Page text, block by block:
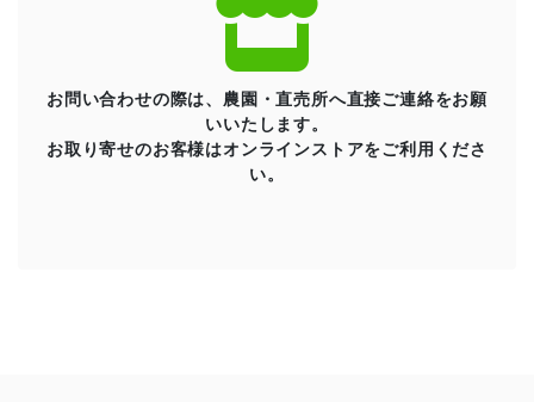
お問い合わせの際は、農園・直売所へ直接ご連絡をお願
いいたします。
お取り寄せのお客様はオンラインストアをご利用くださ
い。